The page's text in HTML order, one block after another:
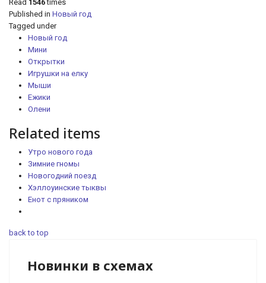
Read 1546times
Published in Новый год
Tagged under
Новый год
Мини
Открытки
Игрушки на елку
Мыши
Ежики
Олени
Related items
Утро нового года
Зимние гномы
Новогодний поезд
Хэллоуинские тыквы
Енот с пряником
back to top
Новинки в схемах